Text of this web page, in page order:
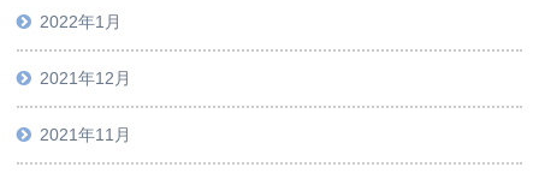
2022年1月
2021年12月
2021年11月